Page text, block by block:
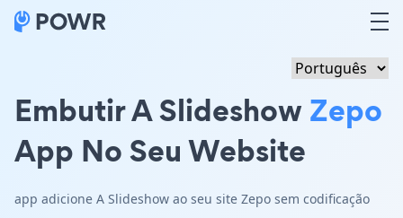
Embutir A SlideshowZepo
App No Seu Website
app adicione A Slideshow ao seu site Zepo sem codificação